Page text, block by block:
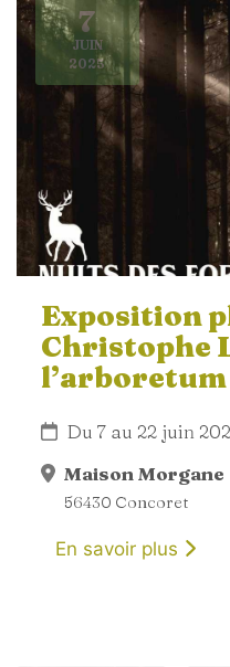
7
JUIN
2025
Exposition
Christophe
Du 7 au 22 juin
Maison Morgane
56430 Concoret
En savoir plus